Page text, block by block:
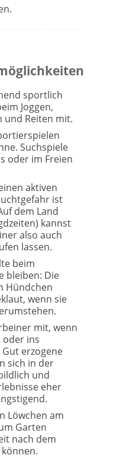
sportlich
Joggen,
und Reiten mit.
Suchspiele
oder im Freien
aktiven
ist
dem Land
kannst
also auch
lassen.
beim
bleiben: Die
Hündchen
wenn sie
mit, wenn
ins
erzogene
sich in der
und
eher
Löwchen am
Garten
nach dem